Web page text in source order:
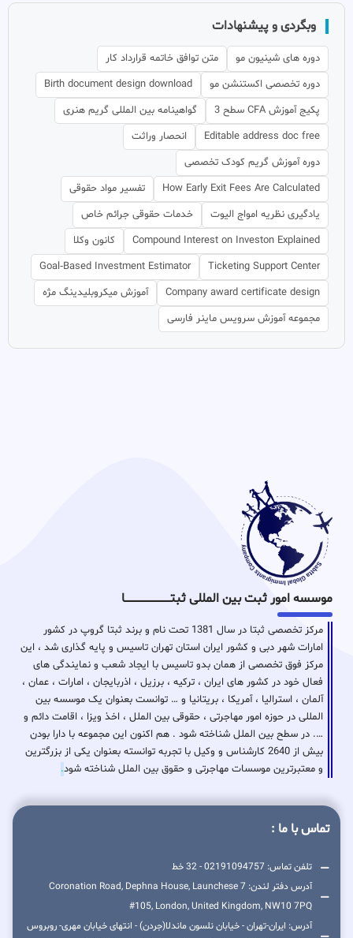
وبگردی و پیشنهادات
دوره های شینیون مو
متن توافق خاتمه قرارداد کار
دوره تخصصی اکستنشن مو
Birth document design download
پکیج آموزش CFA سطح 3
گواهینامه بین المللی گریم هنری
Editable address doc free
انحصار وراثت
دوره آموزش گریم کودک تخصصی
How Early Exit Fees Are Calculated
تفسیر مواد حقوقی
یادگیری نظریه امواج الیوت
خدمات حقوقی جرائم خاص
Compound Interest on Investon Explained
کانون وکلا
Ticketing Support Center
Goal‑Based Investment Estimator
Company award certificate design
آموزش میکروبلیدینگ مژه
مجموعه آموزش سرویس ماینر فارسی
موسسه امور ثبت بین المللی ثبتـــــــــــــــــــــــــــــا
مرکز تخصصی ثبتا در سال 1381 تحت نام و برند ثبتا گروپ در کشور
امارات شهر دبی و کشور ایران استان تهران تاسیس و پایه گذاری شد ، این
مرکز فوق تخصصی از همان بدو تاسیس با ایجاد شعب و نمایندگی های
فعال خود در کشور های ایران ، ترکیه ، برزیل ، اذربایجان ، امارات ، عمان ،
آلمان ، استرالیا ، آمریکا ، بریتانیا و … توانست بعنوان یک موسسه بین
المللی در حوزه امور مهاجرتی ، حقوقی بین الملل ، اخذ ویزا ، اقامت دائم و
…. در سطح بین الملل شناخته شود . هم اکنون این مجموعه با دارا بودن
بیش از 2640 کارشناس و وکیل با تجربه توانسته بعنوان یکی از بزرگترین
و معتبرترین موسسات مهاجرتی و حقوق بین الملل شناخته شود.
تماس با ما :
تلفن تماس: 02191094757 - 32 خط
آدرس دفتر لندن: 7 Coronation Road, Dephna House, Launchese
#105, London, United Kingdom, NW10 7PQ
آدرس: ایران-تهران - خیابان نلسون ماندلا(جردن) - انتهای خیابان مهری- روبروس